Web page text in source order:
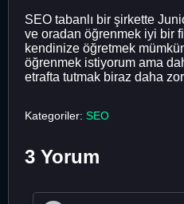
SEO tabanlı bir şirkette
ve oradan öğrenmek iyi bir
kendinize öğretmek
öğrenmek istiyorum ama
etrafta tutmak biraz daha
Kategoriler: SEO
3 Yorum